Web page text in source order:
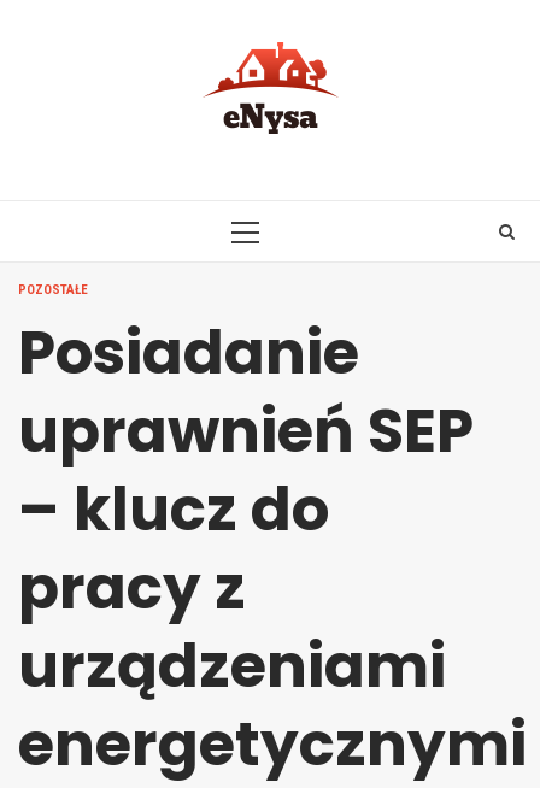
PRIMARY
POZOSTAŁE
Posiadanie
uprawnień SEP
– klucz do
pracy z
urządzeniami
energetycznymi